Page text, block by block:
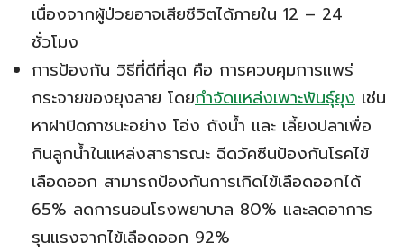
เนื่องจากผู้ป่วยอาจเสียชีวิตได้ภายใน 12 – 24
ชั่วโมง
การป้องกัน วิธีที่ดีที่สุด คือ การควบคุมการแพร่
กระจายของยุงลาย โดยกำจัดแหล่งเพาะพันธุ์ยุง เช่น
หาฝาปิดภาชนะอย่าง โอ่ง ถังน้ำ และ เลี้ยงปลาเพื่อ
กินลูกน้ำในแหล่งสาธารณะ ฉีดวัคซีนป้องกันโรคไข้
เลือดออก สามารถป้องกันการเกิดไข้เลือดออกได้
65% ลดการนอนโรงพยาบาล 80% และลดอาการ
รุนแรงจากไข้เลือดออก 92%